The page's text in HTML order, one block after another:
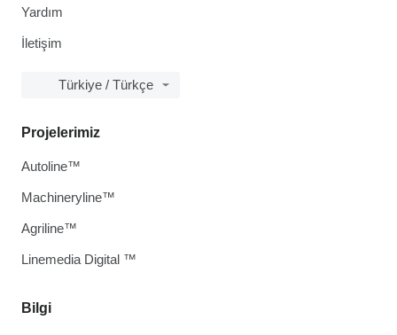
Yardım
İletişim
Türkiye / Türkçe
Bilgi
Projelerimiz
Autoline™
Machineryline™
Agriline™
Linemedia Digital ™